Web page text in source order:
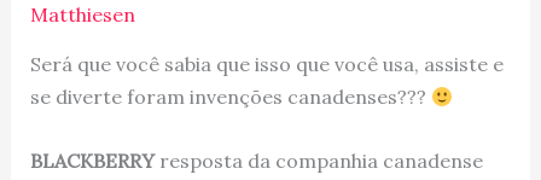
Matthiesen
Será que você sabia que isso que você usa, assiste e
se diverte foram invenções canadenses???
BLACKBERRYresposta da companhia canadense